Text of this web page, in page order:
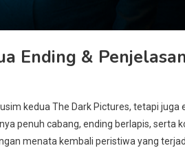
Ending &
kedua The Dark Pictures, tetapi
penuh cabang, ending berlapis, serta
menata kembali peristiwa yang